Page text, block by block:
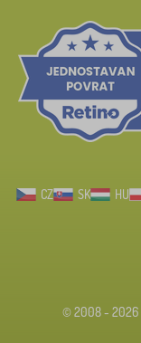
CZ SK HU
© 2008 - 2026